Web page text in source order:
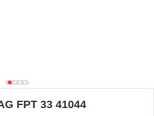
FPT 33 41044